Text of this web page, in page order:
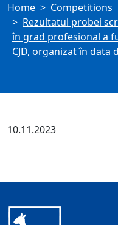
Home
Competitions
Rezultatul probei
în grad profesional a
CJD, organizat în data
10.11.2023